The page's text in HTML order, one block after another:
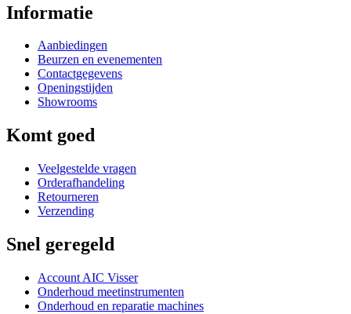
Informatie
Aanbiedingen
Beurzen en evenementen
Contactgegevens
Openingstijden
Showrooms
Komt goed
Veelgestelde vragen
Orderafhandeling
Retourneren
Verzending
Snel geregeld
Account AIC Visser
Onderhoud meetinstrumenten
Onderhoud en reparatie machines